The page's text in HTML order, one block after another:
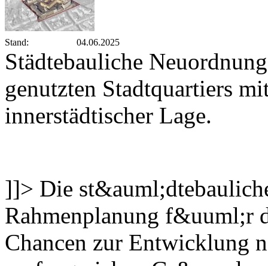
Stand: 04.06.2025
Städtebauliche
genutzten Stadtquartiers
innerstädtischer Lage.
]]> Die
Rahmenplanung f&uuml;r
Chancen zur Entwicklung